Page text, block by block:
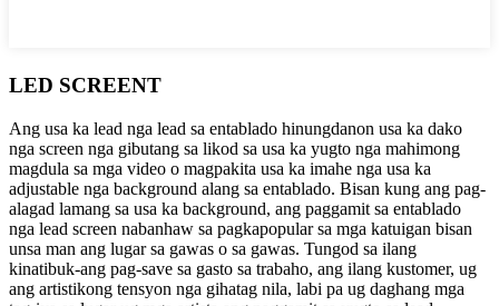
LED SCREENT
Ang usa ka lead nga lead sa entablado hinungdanon usa ka dako
nga screen nga gibutang sa likod sa usa ka yugto nga mahimong
magdula sa mga video o magpakita usa ka imahe nga usa ka
adjustable nga background alang sa entablado. Bisan kung ang pag-
alagad lamang sa usa ka background, ang paggamit sa entablado
nga lead screen nabanhaw sa pagkapopular sa mga katuigan bisan
unsa man ang lugar sa gawas o sa gawas. Tungod sa ilang
kinatibuk-ang pag-save sa gasto sa trabaho, ang ilang kustomer, ug
ang artistikong tensyon nga gihatag nila, labi pa ug daghang mga